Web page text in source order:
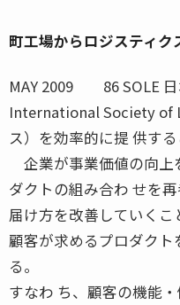
町工場からロジスティク
MAY 2009 86 SOLE 日
International Society of
ス）を効率的に提 供する
企業が事業価値の向
ダクトの組み合わ せを
届け方を改善していくこ
顧客が求めるプロダク
る。
すなわ ち、顧客の機能